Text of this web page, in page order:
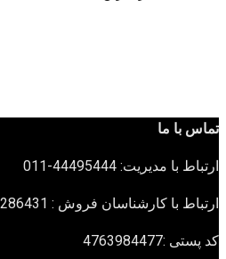
تماس با ما
ارتباط با مدیریت: 44495444-011
ارتباط با کارشناسان فروش : 09113286431
کد پستی :4763984477